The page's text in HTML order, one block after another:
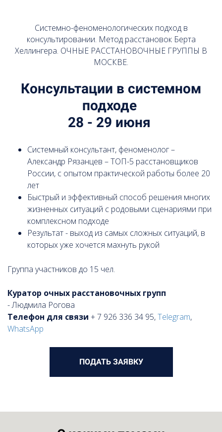
Системно-феноменологических подход в
консультировании. Метод расстановок Берта
Хеллингера. ОЧНЫЕ РАССТАНОВОЧНЫЕ ГРУППЫ В
МОСКВЕ.
Консультации в системном
подходе
28 - 29 июня
Системный консультант, феноменолог –
Александр Рязанцев – ТОП-5 расстановщиков
России, с опытом практической работы более 20
лет
Быстрый и эффективный способ решения многих
жизненных ситуаций с родовыми сценариями при
комплексном подходе
Результат - выход из самых сложных ситуаций, в
которых уже хочется махнуть рукой
Группа участников до 15 чел.
Куратор очных расстановочных групп
- Людмила Рогова
Телефон для связи + 7 926 336 34 95,Telegram,
WhatsApp
ПОДАТЬ ЗАЯВКУ